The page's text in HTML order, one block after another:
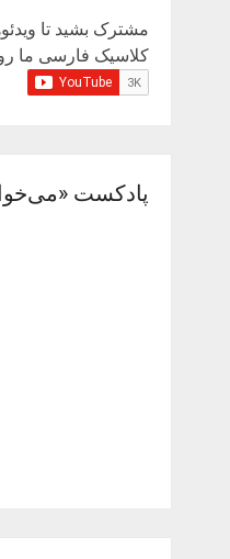
مشترک بشید تا
کلاسیک فارسی ما رو
پادکست